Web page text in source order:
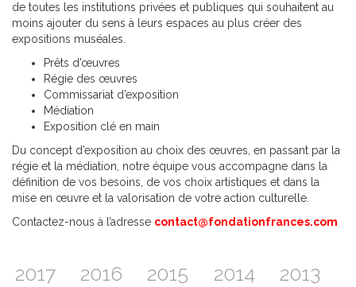
de toutes les institutions privées et publiques qui souhaitent au
moins ajouter du sens à leurs espaces au plus créer des
expositions muséales.
Prêts d’œuvres
Régie des œuvres
Commissariat d’exposition
Médiation
Exposition clé en main
Du concept d’exposition au choix des œuvres, en passant par la
régie et la médiation, notre équipe vous accompagne dans la
définition de vos besoins, de vos choix artistiques et dans la
mise en œuvre et la valorisation de votre action culturelle.
Contactez-nous à l’adresse contact@fondationfrances.com
2017 2016 2015 2014
2013